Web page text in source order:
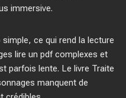
immersive.
ce qui rend la lecture
lire un pdf complexes et
parfois lente. Le livre Traite
manquent de